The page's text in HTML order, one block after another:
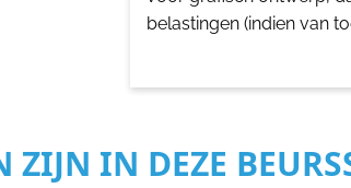
belastingen (indien van
ZIJN IN DEZE